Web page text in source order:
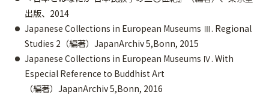
出版、2014
Japanese Collections in European Museums Ⅲ. Regional
Studies 2（編著）JapanArchiv 5,Bonn, 2015
Japanese Collections in European Museums Ⅳ. With
Especial Reference to Buddhist Art
（編著）JapanArchiv 5,Bonn, 2016